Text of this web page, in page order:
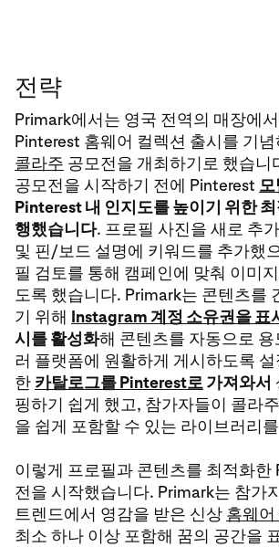
전략
Primark에서는 영국 전역의 매장에
Pinterest 홈웨어 컬렉션 출시를 기
콜라주 공모전을 개최하기로 했습니
공모전을 시작하기 전에 Pinterest 모
Pinterest 내 인지도를 높이기 위한
행했습니다. 프로필 사진을 새로 추
및 핀/보드 설명에 키워드를 추가했
필 검토를 통해 캠페인에 맞춰 이미
도록 했습니다. Primark는 콘텐츠를
기 위해 Instagram 계정 소유권을 표
시를 활성화해 콘텐츠를 자동으로 용
러 플랫폼에 원활하게 게시하도록
한 카탈로그를 Pinterest로가져와서
핑하기 쉽게 했고, 참가자들이 콜라
을 쉽게 포함할 수 있는 라이브러리
이렇게 프로필과 콘텐츠를 최적화한
전을 시작했습니다. Primark는 참가
트렌드에서 영감을 받은 신상 홈웨어
최소 하나 이상 포함해 꿈의 공간을